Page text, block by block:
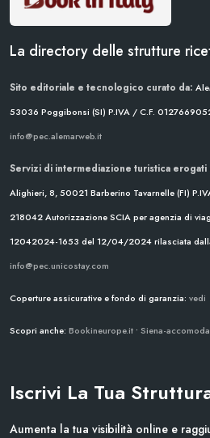
La directory delle strutture
Sito editoriale e tecnologico curato da:
53036 Poggibonsi (SI) P.IVA / C.F.
info@pec.alemarweb.it
Servizi di intermediazione turistica erogati
Alighieri, 8, 50021 Barberino Tavarnelle (FI)
218042Autorizzazione SCIA per agenzia di
12042024-1653 del 12/04/2024rilasciata
info@pec.unicostay.com
Coperture assicurative e fondo di garanzia: vedi
Scopri anche: Bookineurope.it • Siena-
Iscrivi La Tua
Aumenta la tua visibilità online e